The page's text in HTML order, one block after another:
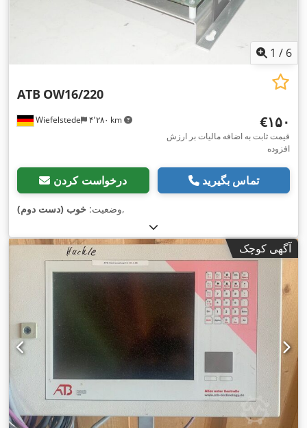
1 / 6
Wiefelstede ۴٬۲۸۰ km
ATB OW16/220
‎€۱۵۰
قیمت ثابت به اضافه مالیات بر ارزش
افزوده
درخواست کردن تماس بگیرید
وضعیت: خوب (دست دوم) ,
آگهی کوچک